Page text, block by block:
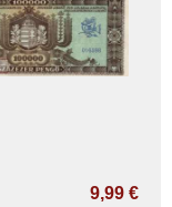
9,99 €